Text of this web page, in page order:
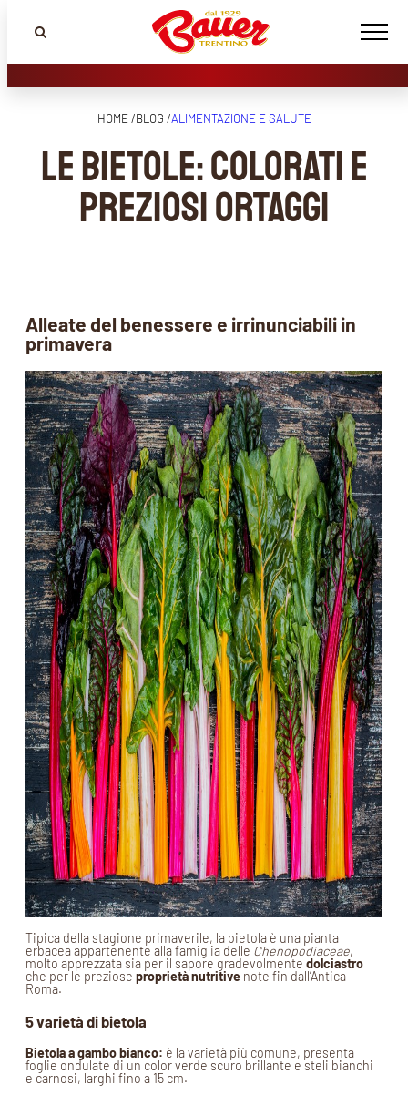
HOME /BLOG /ALIMENTAZIONE E SALUTE
Le bietole: colorati e
preziosi ortaggi
Alleate del benessere e irrinunciabili in
primavera
Tipica della stagione primaverile, la bietola è una pianta
erbacea appartenente alla famiglia delle Chenopodiaceae,
molto apprezzata sia per il sapore gradevolmente dolciastro
che per le preziose proprietà nutritive note fin dall’Antica
Roma.
5 varietà di bietola
Bietola a gambo bianco: è la varietà più comune, presenta
foglie ondulate di un color verde scuro brillante e steli bianchi
e carnosi, larghi fino a 15 cm.